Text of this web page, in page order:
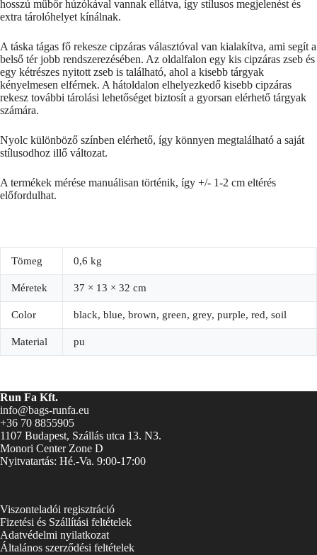
hosszú műbőr húzókával vannak ellátva, így stílusos megjelenést és
extra tárolóhelyet kínálnak.
A táska tágas fő rekesze cipzáras választóval van kialakítva, ami segít a
belső tér jobb rendszerezésében. Az oldalfalon egy kis cipzáras zseb és
egy kétrészes nyitott zseb is található, ahol a kisebb tárgyak
kényelmesen elférnek. A hátoldalon elhelyezkedő kisebb cipzáras
rekesz további tárolási lehetőséget biztosít a gyorsan elérhető tárgyak
számára.
Nyolc különböző színben elérhető, így könnyen megtalálható a saját
stílusodhoz illő változat.
A termékek mérése manuálisan történik, így +/- 1-2 cm eltérés
előfordulhat.
Tömeg 0,6 kg
Méretek 37 × 13 × 32 cm
Color black, blue, brown, green, grey, purple, red, soil
Material pu
Run Fa Kft.
info@bags-runfa.eu
+36 70 8855905
1107 Budapest, Szállás utca 13. N3.
Monori Center Zone D
Nyitvatartás: Hé.-Va. 9:00-17:00
Viszonteladói regisztráció
Fizetési és Szállítási feltételek
Adatvédelmi nyilatkozat
Általános szerződési feltételek